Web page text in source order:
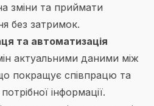
зміни та приймати
без затримок.
та автоматизація
актуальними даними між
покращує співпрацю та
інформації.